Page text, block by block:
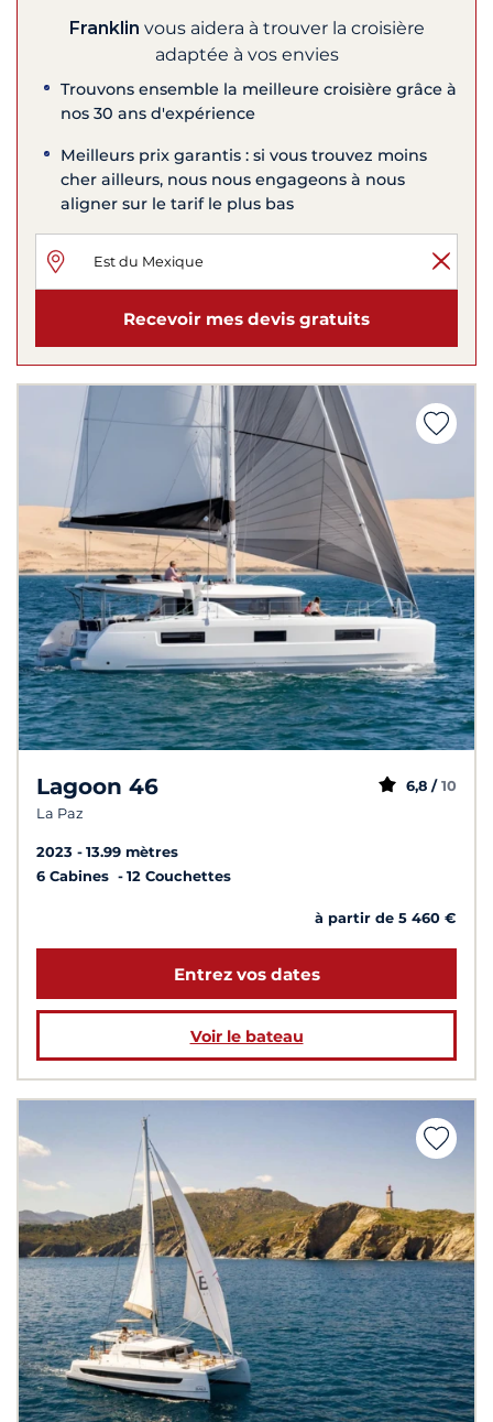
Franklin vous aidera à trouver la croisière
adaptée à vos envies
Trouvons ensemble la meilleure croisière grâce à
nos 30 ans d'expérience
Meilleurs prix garantis : si vous trouvez moins
cher ailleurs, nous nous engageons à nous
aligner sur le tarif le plus bas
Recevoir mes devis gratuits
Lagoon 46
La Paz
6,8 / 10
2023
13.99 mètres
6 Cabines
12 Couchettes
à partir de 5 460 €
Entrez vos dates
Voir le bateau